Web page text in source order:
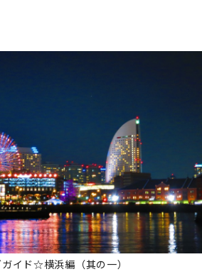
イド☆横浜編（其の一）